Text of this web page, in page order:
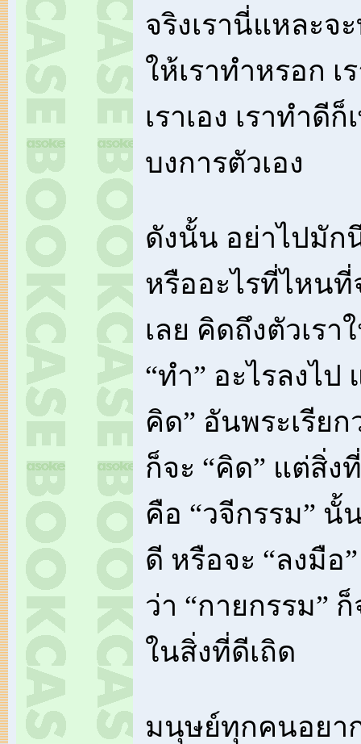
จริงเรานี่แหละจ
ให้เราทำหรอก เ
เราเอง เราทำดีก็
บงการตัวเอง
ดังนั้น อย่าไปมัก
หรืออะไรที่ไหนที่
เลย คิดถึงตัวเรา
“ทำ” อะไรลงไป
คิด” อันพระเรียก
ก็จะ “คิด” แต่สิ่ง
คือ “วจีกรรม” นั้
ดี หรือจะ “ลงมือ
ว่า “กายกรรม”
ในสิ่งที่ดีเถิด
มนุษย์ทุกคนอยา